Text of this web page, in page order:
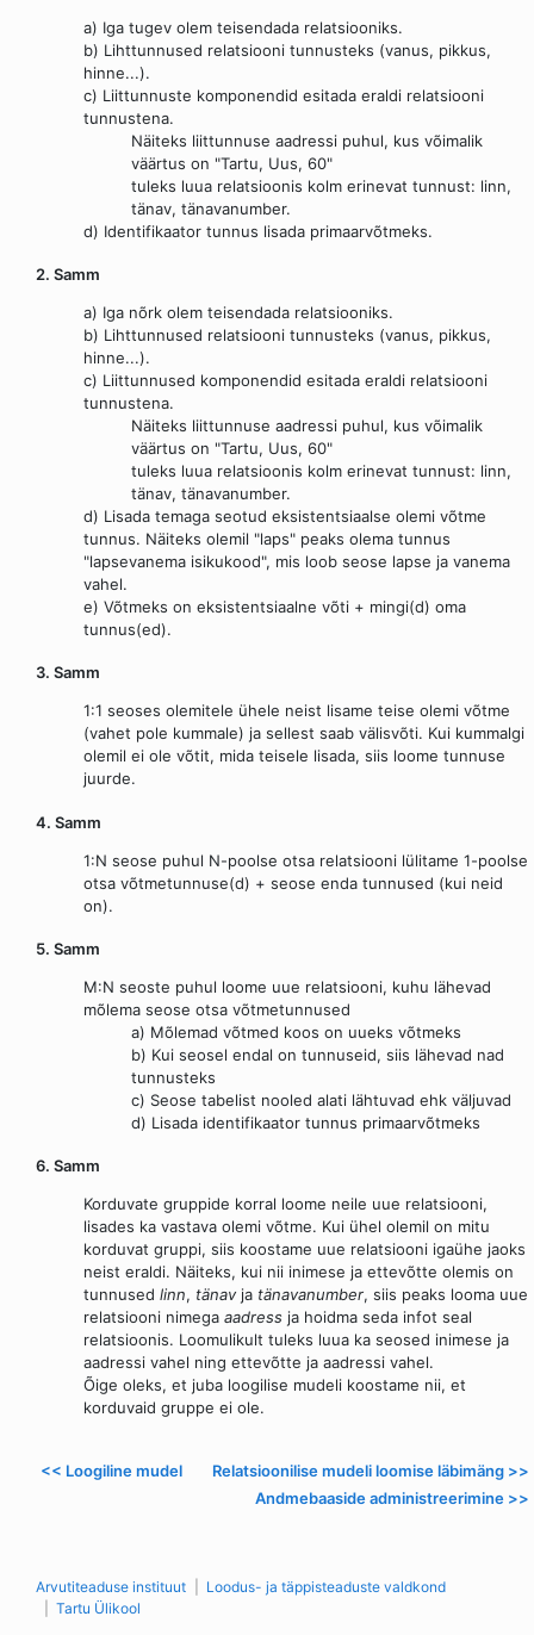
a) Iga tugev olem teisendada relatsiooniks.
b) Lihttunnused relatsiooni tunnusteks (vanus, pikkus,
hinne...).
c) Liittunnuste komponendid esitada eraldi relatsiooni
tunnustena.
Näiteks liittunnuse aadressi puhul, kus võimalik
väärtus on "Tartu, Uus, 60"
tuleks luua relatsioonis kolm erinevat tunnust: linn,
tänav, tänavanumber.
d) Identifikaator tunnus lisada primaarvõtmeks.
2. Samm
a) Iga nõrk olem teisendada relatsiooniks.
b) Lihttunnused relatsiooni tunnusteks (vanus, pikkus,
hinne...).
c) Liittunnused komponendid esitada eraldi relatsiooni
tunnustena.
Näiteks liittunnuse aadressi puhul, kus võimalik
väärtus on "Tartu, Uus, 60"
tuleks luua relatsioonis kolm erinevat tunnust: linn,
tänav, tänavanumber.
d) Lisada temaga seotud eksistentsiaalse olemi võtme
tunnus. Näiteks olemil "laps" peaks olema tunnus
"lapsevanema isikukood", mis loob seose lapse ja vanema
vahel.
e) Võtmeks on eksistentsiaalne võti + mingi(d) oma
tunnus(ed).
3. Samm
1:1 seoses olemitele ühele neist lisame teise olemi võtme
(vahet pole kummale) ja sellest saab välisvõti. Kui kummalgi
olemil ei ole võtit, mida teisele lisada, siis loome tunnuse
juurde.
4. Samm
1:N seose puhul N-poolse otsa relatsiooni lülitame 1-poolse
otsa võtmetunnuse(d) + seose enda tunnused (kui neid
on).
5. Samm
M:N seoste puhul loome uue relatsiooni, kuhu lähevad
mõlema seose otsa võtmetunnused
a) Mõlemad võtmed koos on uueks võtmeks
b) Kui seosel endal on tunnuseid, siis lähevad nad
tunnusteks
c) Seose tabelist nooled alati lähtuvad ehk väljuvad
d) Lisada identifikaator tunnus primaarvõtmeks
6. Samm
Korduvate gruppide korral loome neile uue relatsiooni,
lisades ka vastava olemi võtme. Kui ühel olemil on mitu
korduvat gruppi, siis koostame uue relatsiooni igaühe jaoks
neist eraldi. Näiteks, kui nii inimese ja ettevõtte olemis on
tunnused linn, tänavja tänavanumber, siis peaks looma uue
relatsiooni nimega aadress ja hoidma seda infot seal
relatsioonis. Loomulikult tuleks luua ka seosed inimese ja
aadressi vahel ning ettevõtte ja aadressi vahel.
Õige oleks, et juba loogilise mudeli koostame nii, et
korduvaid gruppe ei ole.
<< Loogiline mudel
Relatsioonilise mudeli loomise läbimäng >>
Andmebaaside administreerimine >>
Arvutiteaduse instituut
Loodus- ja täppisteaduste valdkond
Tartu Ülikool